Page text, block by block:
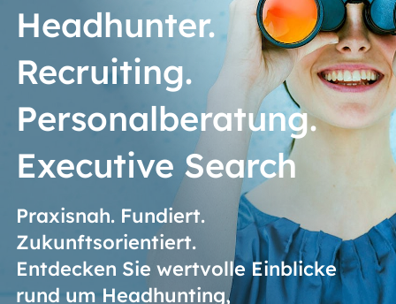
Headhunter.
Recruiting.
Personalberatung.
Executive Search
Praxisnah. Fundiert.
Zukunftsorientiert.
Entdecken Sie wertvolle Einblicke
rund um Headhunting,